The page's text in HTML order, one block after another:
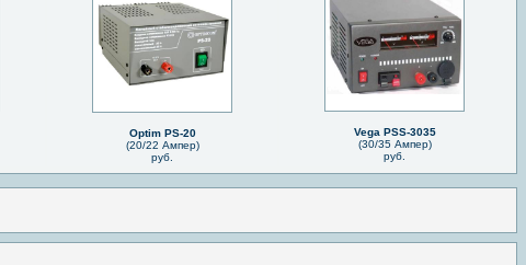
Optim PS-20
(20/22 Ампер)
руб.
Vega PSS-3035
(30/35 Ампер)
руб.